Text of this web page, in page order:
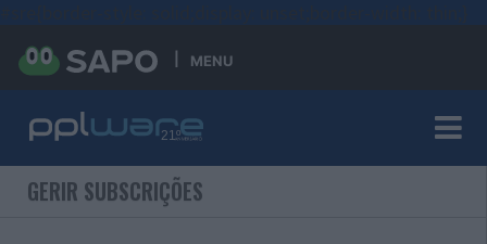
MENU
GERIR SUBSCRIÇÕES